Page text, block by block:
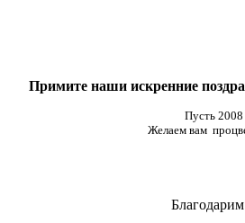
Примите наши искренние
Пусть
Желаем вам